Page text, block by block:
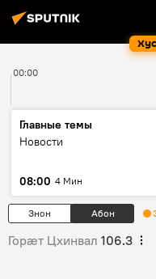
00:00
Главные темы
Новости
08:00 4 Мин
Знон Абон
Горӕт Цхинвал 106.3